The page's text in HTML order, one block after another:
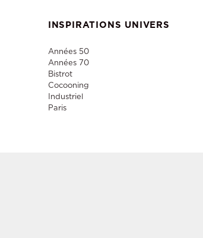
INSPIRATIONS UNIVERS
Années 50
Années 70
Bistrot
Cocooning
Industriel
Paris